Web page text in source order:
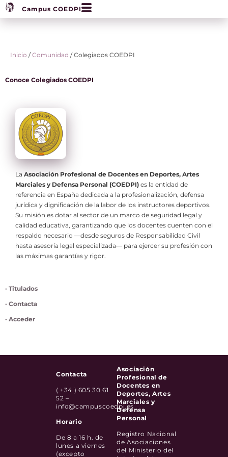
Campus COEDPI
Inicio /Comunidad / Colegiados COEDPI
Conoce Colegiados COEDPI
· Titulados
· Contacta
· Acceder
La Asociación Profesional de Docentes en Deportes, Artes
Marciales y Defensa Personal (COEDPI) es la entidad de
referencia en España dedicada a la profesionalización, defensa
jurídica y dignificación de la labor de los instructores deportivos.
Su misión es dotar al sector de un marco de seguridad legal y
calidad educativa, garantizando que los docentes cuenten con el
respaldo necesario —desde seguros de Responsabilidad Civil
hasta asesoría legal especializada— para ejercer su profesión con
las máximas garantías y rigor.
Asociación
Profesional de
Docentes en
Deportes, Artes
Marciales y
Defensa
Personal
Registro Nacional
de Asociaciones
del Ministerio del
Contacta
( +34 ) 605 30 61
52 –
info@campuscoedpi.es
Horario
De 8 a 16 h. de
lunes a viernes
(excepto